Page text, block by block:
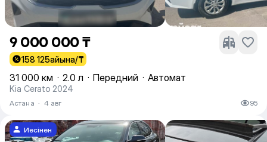
9 000 000 ₸
158 125айына/₸
31 000 км · 2.0 л · Передний · Автомат
Kia Cerato 2024
Астана · 4 авг 95
Иесінен